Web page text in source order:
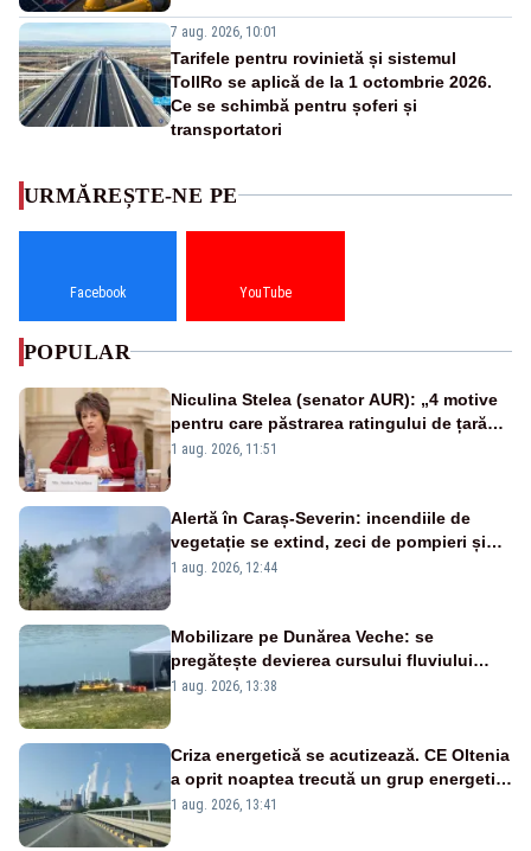
7 aug. 2026, 10:01
Tarifele pentru rovinietă și sistemul
TollRo se aplică de la 1 octombrie 2026.
Ce se schimbă pentru șoferi și
transportatori
URMĂREȘTE-NE PE
Facebook YouTube
POPULAR
Niculina Stelea (senator AUR): „4 motive
pentru care păstrarea ratingului de țară
nu este o reușită pentru Guvernul
1 aug. 2026, 11:51
Alertă în Caraș-Severin: incendiile de
vegetație se extind, zeci de pompieri și
silvicultori se luptă cu flăcările - VIDEO
1 aug. 2026, 12:44
Mobilizare pe Dunărea Veche: se
pregătește devierea cursului fluviului
către Cernavodă – VIDEO
1 aug. 2026, 13:38
Criza energetică se acutizează. CE Oltenia
a oprit noaptea trecută un grup energetic
de la Rovinari
1 aug. 2026, 13:41